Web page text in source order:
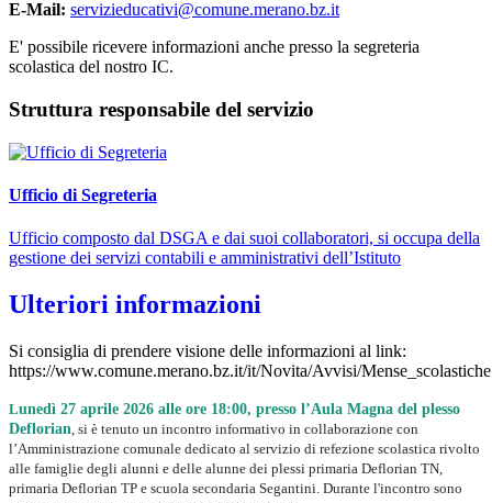
E-Mail: servizieducativi@comune.merano.bz.it
E' possibile ricevere informazioni anche presso la segreteria
scolastica del nostro IC.
Struttura responsabile del servizio
Ufficio di Segreteria
Ufficio composto dal DSGA e dai suoi collaboratori, si occupa della
gestione dei servizi contabili e amministrativi dell’Istituto
Ulteriori informazioni
Si consiglia di prendere visione delle informazioni al link:
https://www.comune.merano.bz.it/it/Novita/Avvisi/Mense_scolastiche
Lunedì 27 aprile 2026 alle ore 18:00, presso l’Aula Magna del plesso
Deflorian, si è tenuto un incontro informativo in collaborazione con
l’Amministrazione comunale dedicato al servizio di refezione scolastica rivolto
alle famiglie degli alunni e delle alunne dei plessi primaria Deflorian TN,
primaria Deflorian TP e scuola secondaria Segantini. Durante l'incontro sono